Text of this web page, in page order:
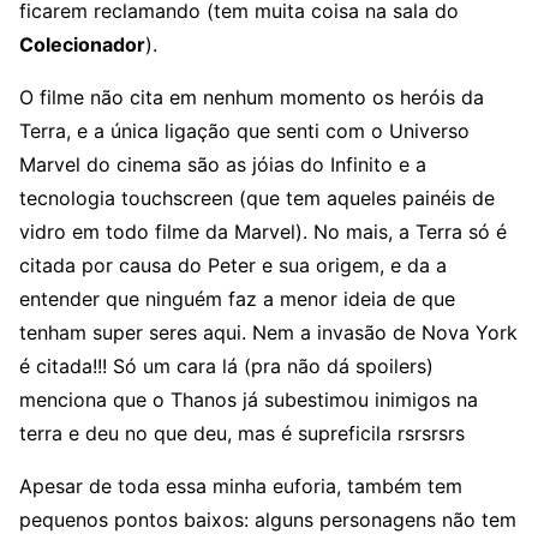
ficarem reclamando (tem muita coisa na sala do
Colecionador).
O filme não cita em nenhum momento os heróis da
Terra, e a única ligação que senti com o Universo
Marvel do cinema são as jóias do Infinito e a
tecnologia touchscreen (que tem aqueles painéis de
vidro em todo filme da Marvel). No mais, a Terra só é
citada por causa do Peter e sua origem, e da a
entender que ninguém faz a menor ideia de que
tenham super seres aqui. Nem a invasão de Nova York
é citada!!! Só um cara lá (pra não dá spoilers)
menciona que o Thanos já subestimou inimigos na
terra e deu no que deu, mas é supreficila rsrsrsrs
Apesar de toda essa minha euforia, também tem
pequenos pontos baixos: alguns personagens não tem